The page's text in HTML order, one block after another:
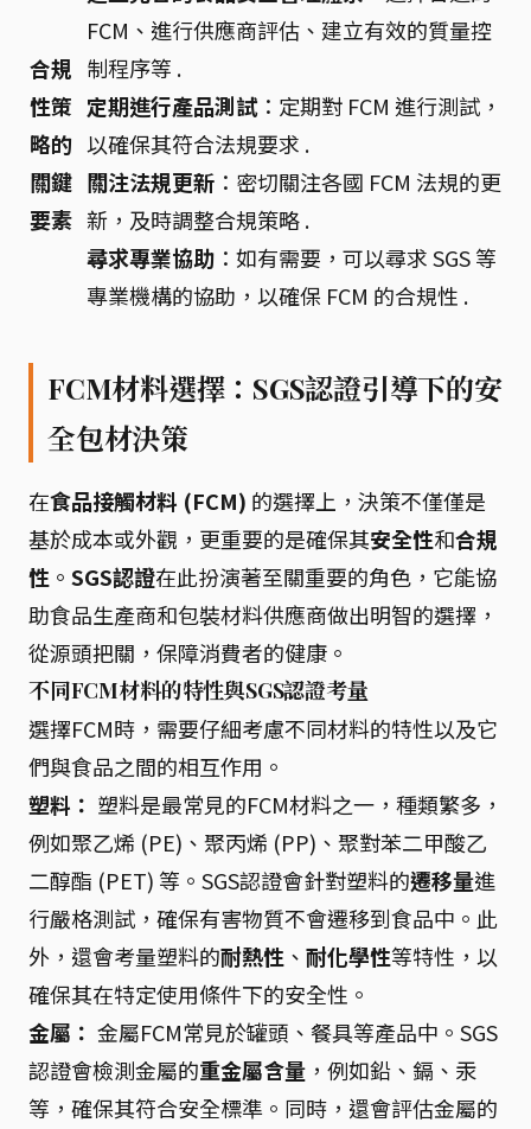
合規
性策
略的
關鍵
要素
FCM、進行供應商評估、建立有效的質量控
制程序等 .
定期進行產品測試：定期對 FCM 進行測試，
以確保其符合法規要求 .
關注法規更新 ：密切關注各國 FCM 法規的更
新，及時調整合規策略 .
尋求專業協助 ：如有需要，可以尋求 SGS 等
專業機構的協助，以確保 FCM 的合規性 .
FCM材料選擇：SGS認證引導下的安
全包材決策
在食品接觸材料 (FCM) 的選擇上，決策不僅僅是
基於成本或外觀，更重要的是確保其安全性和合規
性 。 SGS認證在此扮演著至關重要的角色，它能協
助食品生產商和包裝材料供應商做出明智的選擇，
從源頭把關，保障消費者的健康。
不同FCM材料的特性與SGS認證考量
選擇FCM時，需要仔細考慮不同材料的特性以及它
們與食品之間的相互作用。
塑料： 塑料是最常見的FCM材料之一，種類繁多，
例如聚乙烯 (PE)、聚丙烯 (PP)、聚對苯二甲酸乙
二醇酯 (PET) 等。SGS認證會針對塑料的遷移量進
行嚴格測試，確保有害物質不會遷移到食品中。此
外，還會考量塑料的耐熱性 、 耐化學性等特性，以
確保其在特定使用條件下的安全性。
金屬： 金屬FCM常見於罐頭、餐具等產品中。SGS
認證會檢測金屬的重金屬含量 ，例如鉛、鎘、汞
等，確保其符合安全標準。同時，還會評估金屬的